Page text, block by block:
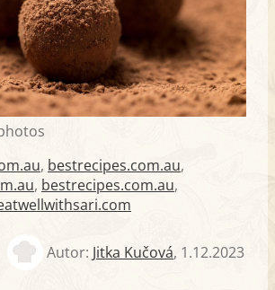
, bestrecipes.com.au,
, bestrecipes.com.au,
Autor: Jitka Kučová, 1.12.2023